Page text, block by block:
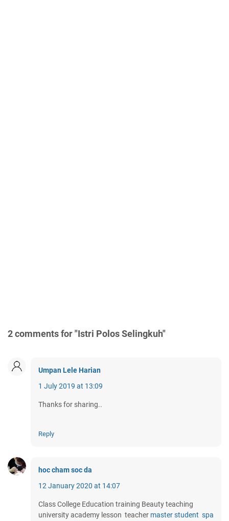
2 comments for "Istri Polos Selingkuh"
Umpan Lele Harian
1 July 2019 at 13:09
Thanks for sharing..
Reply
hoc cham soc da
12 January 2020 at 14:07
Class College Education training Beauty teaching
university academy lesson teacher masterstudent spa